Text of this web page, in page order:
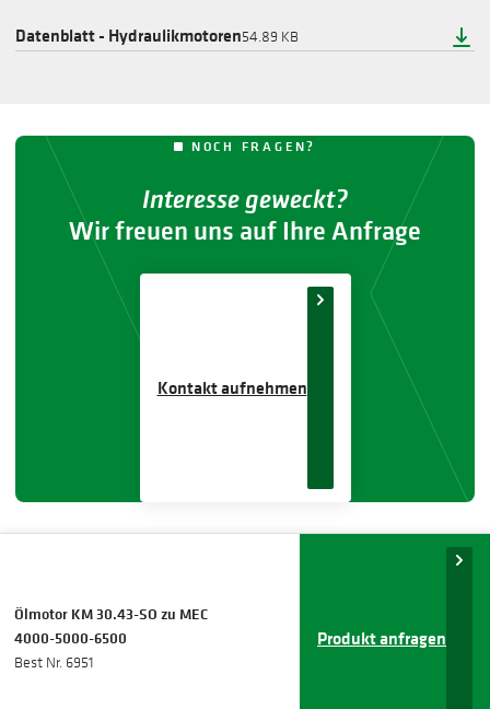
Datenblatt - Hydraulikmotoren54.89 KB
NOCH FRAGEN?
Interesse geweckt?
Wir freuen uns auf Ihre Anfrage
Kontakt aufnehmen
Ölmotor KM 30.43-SO zu MEC
4000-5000-6500
Best Nr. 6951
Produkt anfragen